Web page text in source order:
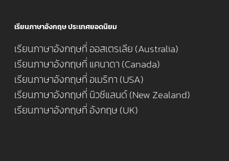
เรียนภาษาอังกฤษ ประเทศยอดนิยม
เรียนภาษาอังกฤษที่ ออสเตรเลีย (Australia)
เรียนภาษาอังกฤษที่ แคนาดา (Canada)
เรียนภาษาอังกฤษที่ อเมริกา (USA)
เรียนภาษาอังกฤษที่ นิวซีแลนด์ (New Zealand)
เรียนภาษาอังกฤษที่ อังกฤษ (UK)